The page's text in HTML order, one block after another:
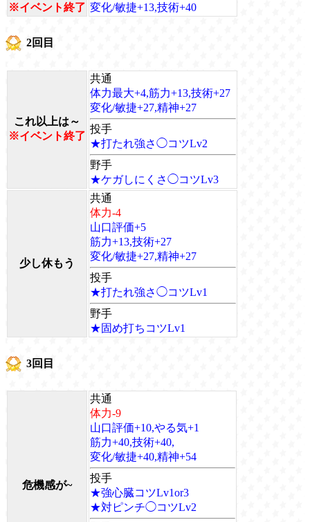
※イベント終了 変化/敏捷+13,技術+40
2回目
これ以上は～
※イベント終了
共通
体力最大+4,筋力+13,技術+27
変化/敏捷+27,精神+27
投手
★打たれ強さ◯コツLv2
野手
★ケガしにくさ◯コツLv3
少し休もう
共通
体力-4
山口評価+5
筋力+13,技術+27
変化/敏捷+27,精神+27
投手
★打たれ強さ◯コツLv1
野手
★固め打ちコツLv1
3回目
危機感が~
共通
体力-9
山口評価+10,やる気+1
筋力+40,技術+40,
変化/敏捷+40,精神+54
投手
★強心臓コツLv1or3
★対ピンチ◯コツLv2